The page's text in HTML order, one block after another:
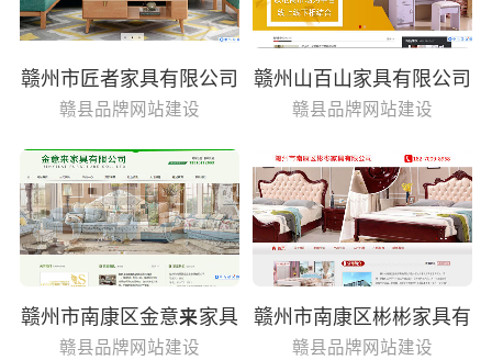
赣州市匠者家具有限公司
赣县品牌网站建设
赣州山百山家具有限公司
赣县品牌网站建设
赣州市南康区金意来家具
有限公司
赣县品牌网站建设
赣州市南康区彬彬家具有
限公司
赣县品牌网站建设